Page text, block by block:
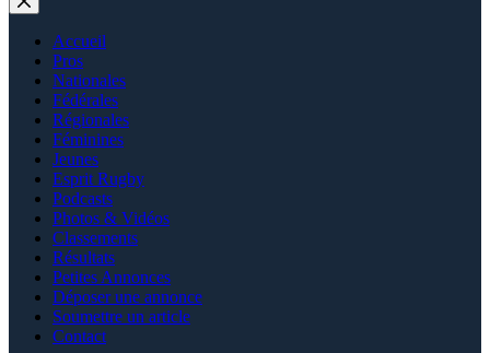
Accueil
Pros
Nationales
Fédérales
Régionales
Féminines
Jeunes
Esprit Rugby
Podcasts
Photos & Vidéos
Classements
Résultats
Petites Annonces
Déposer une annonce
Soumettre un article
Contact